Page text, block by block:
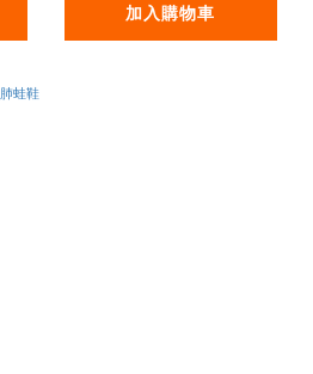
加入購物車